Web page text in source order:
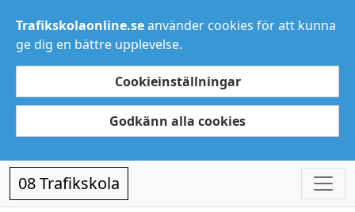
Trafikskolaonline.seanvänder cookies för att kunna
ge dig en bättre upplevelse.
Cookieinställningar
Godkänn alla cookies
08 Trafikskola